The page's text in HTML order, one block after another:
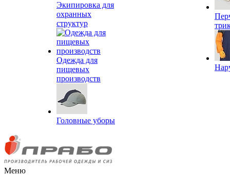
Экипировка для
охранных
структур
Одежда для
пищевых
производств
Головные уборы
Меню